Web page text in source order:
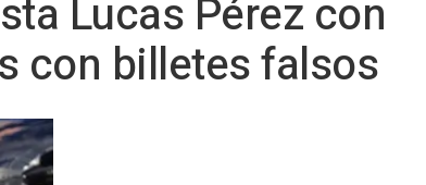
Lucas Pérez con
con billetes falsos